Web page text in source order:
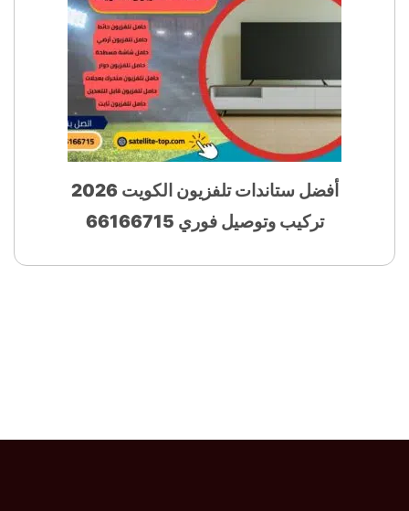
أفضل ستاندات تلفزيون الكويت 2026
تركيب وتوصيل فوري 66166715